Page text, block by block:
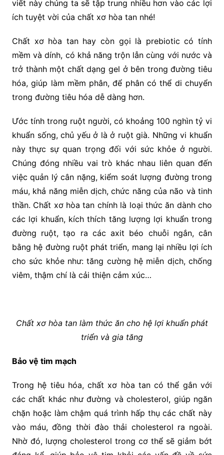
viết này chúng ta sẽ tập trung nhiều hơn vào các lợi
ích tuyệt vời của chất xơ hòa tan nhé!
Chất xơ hòa tan hay còn gọi là prebiotic có tính
mềm và dính, có khả năng trộn lẫn cùng với nước và
trở thành một chất dạng gel ở bên trong đường tiêu
hóa, giúp làm mềm phân, để phân có thể di chuyển
trong đường tiêu hóa dễ dàng hơn.
Ước tính trong ruột người, có khoảng 100 nghìn tỷ vi
khuẩn sống, chủ yếu ở là ở ruột già. Những vi khuẩn
này thực sự quan trọng đối với sức khỏe ở người.
Chúng đóng nhiều vai trò khác nhau liên quan đến
việc quản lý cân nặng, kiểm soát lượng đường trong
máu, khả năng miễn dịch, chức năng của não và tinh
thần. Chất xơ hòa tan chính là loại thức ăn dành cho
các lợi khuẩn, kích thích tăng lượng lợi khuẩn trong
đường ruột, tạo ra các axit béo chuỗi ngắn, cân
bằng hệ đường ruột phát triển, mang lại nhiều lợi ích
cho sức khỏe như: tăng cường hệ miễn dịch, chống
viêm, thậm chí là cải thiện cảm xúc…
Chất xơ hòa tan làm thức ăn cho hệ lợi khuẩn phát
triển và gia tăng
Bảo vệ tim mạch
Trong hệ tiêu hóa, chất xơ hòa tan có thể gắn với
các chất khác như đường và cholesterol, giúp ngăn
chặn hoặc làm chậm quá trình hấp thụ các chất này
vào máu, đồng thời đào thải cholesterol ra ngoài.
Nhờ đó, lượng cholesterol trong cơ thể sẽ giảm bớt